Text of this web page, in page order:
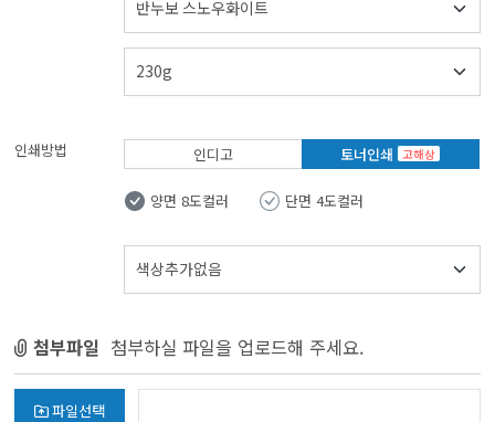
인쇄방법 인디고 토너인쇄 고해상
양면 8도컬러 단면 4도컬러
첨부파일 첨부하실 파일을 업로드해 주세요.
파일선택